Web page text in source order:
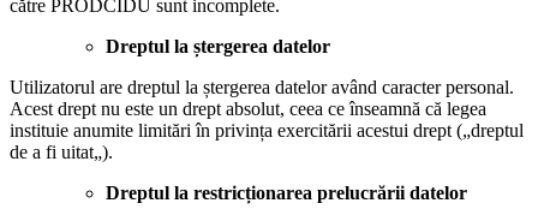
către PRODCIDU sunt incomplete.
Dreptul la ștergerea datelor
Utilizatorul are dreptul la ștergerea datelor având caracter personal.
Acest drept nu este un drept absolut, ceea ce înseamnă că legea
instituie anumite limitări în privința exercitării acestui drept („dreptul
de a fi uitat„).
Dreptul la restricționarea prelucrării datelor